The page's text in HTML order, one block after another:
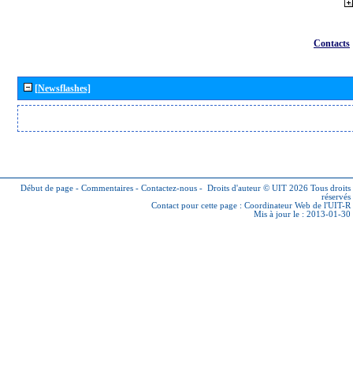
Contacts
[Newsflashes]
Début de page - Commentaires - Contactez-nous - Droits d'auteur © UIT 2026 Tous droits
réservés
Contact pour cette page : Coordinateur Web de l'UIT-R
Mis à jour le : 2013-01-30